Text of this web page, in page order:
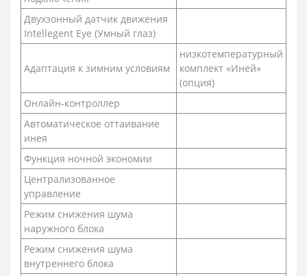
Двухзонный датчик движения
Intellegent Eye (Умный глаз)
Адаптация к зимним условиям
низкотемпературный
комплект «Иней»
(опция)
Онлайн-контроллер
Автоматическое оттаивание
инея
Функция ночной экономии
Централизованное
управление
Режим снижения шума
наружного блока
Режим снижения шума
внутреннего блока